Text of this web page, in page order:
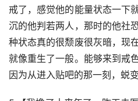
戒了，感觉他的能量状态一下
沉的他判若两人，那时的他社
种状态真的很颓废很灰暗，现
就像重生了一般。能够来到戒
因为从进入贴吧的那一刻，蜕